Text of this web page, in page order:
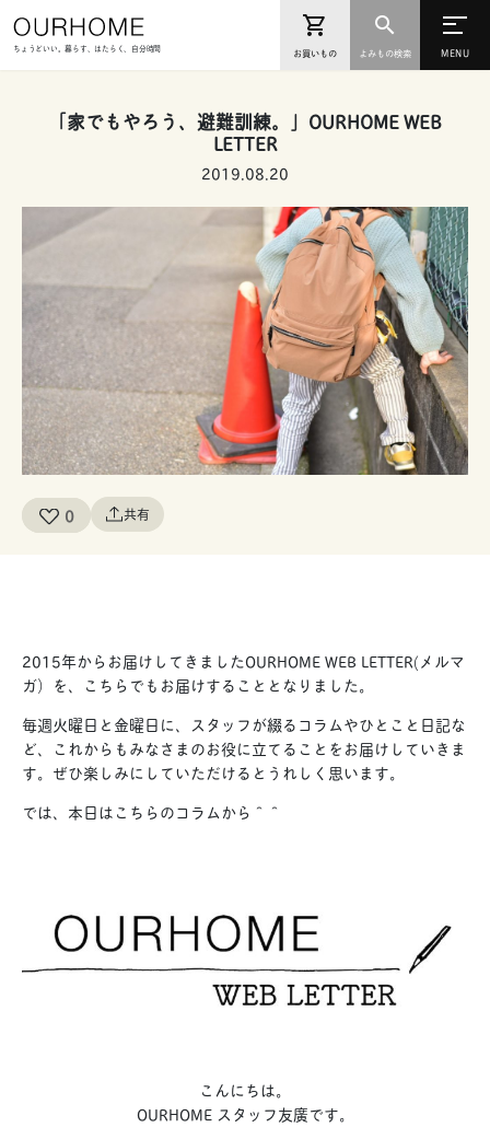
ちょうどいい。暮らす、はたらく、自分時間
「家でもやろう、避難訓練。」OURHOME WEB
LETTER
2019.08.20
0 共有
2015年からお届けしてきましたOURHOME WEB LETTER(メルマ
ガ）を、こちらでもお届けすることとなりました。
毎週火曜日と金曜日に、スタッフが綴るコラムやひとこと日記な
ど、これからもみなさまのお役に立てることをお届けしていきま
す。ぜひ楽しみにしていただけるとうれしく思います。
では、本日はこちらのコラムから＾＾
こんにちは。
OURHOME スタッフ友廣です。
お買いもの よみもの検索